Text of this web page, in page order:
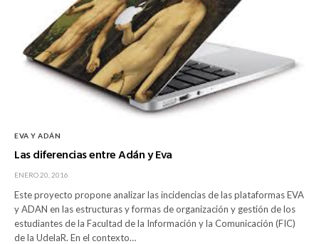
EVA Y ADÁN
Las diferencias entre Adán y Eva
ENERO 20, 2016
Este proyecto propone analizar las incidencias de las plataformas EVA
y ADAN en las estructuras y formas de organización y gestión de los
estudiantes de la Facultad de la Información y la Comunicación (FIC)
de la UdelaR. En el contexto…